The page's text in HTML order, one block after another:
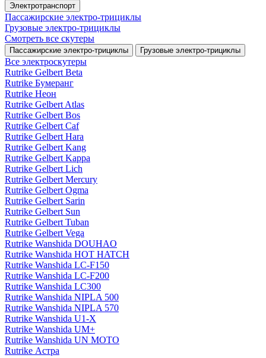
Электротранспорт
Пассажирские электро‑трициклы
Грузовые электро‑трициклы
Смотреть все скутеры
Пассажирские электро‑трициклы Грузовые электро‑трициклы
Все электро­скутеры
Rutrike Gelbert Beta
Rutrike Бумеранг
Rutrike Неон
Rutrike Gelbert Atlas
Rutrike Gelbert Bos
Rutrike Gelbert Caf
Rutrike Gelbert Hara
Rutrike Gelbert Kang
Rutrike Gelbert Kappa
Rutrike Gelbert Lich
Rutrike Gelbert Mercury
Rutrike Gelbert Ogma
Rutrike Gelbert Sarin
Rutrike Gelbert Sun
Rutrike Gelbert Tuban
Rutrike Gelbert Vega
Rutrike Wanshida DOUHAO
Rutrike Wanshida HOT HATCH
Rutrike Wanshida LC-F150
Rutrike Wanshida LC-F200
Rutrike Wanshida LC300
Rutrike Wanshida NIPLA 500
Rutrike Wanshida NIPLA 570
Rutrike Wanshida U1-X
Rutrike Wanshida UM+
Rutrike Wanshida UN MOTO
Rutrike Астра